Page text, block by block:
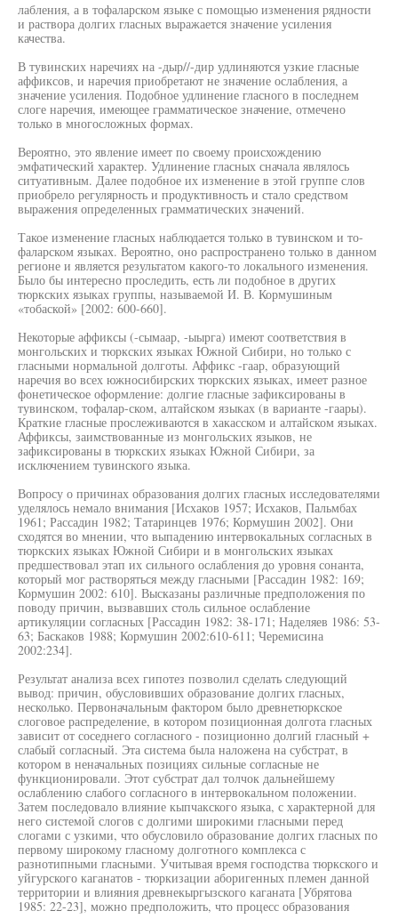
лабления, а в тофаларском языке с помощью изменения рядности
и раствора долгих гласных выражается значение усиления
качества.
В тувинских наречиях на -дыр//-дир удлиняются узкие гласные
аффиксов, и наречия приобретают не значение ослабления, а
значение усиления. Подобное удлинение гласного в последнем
слоге наречия, имеющее грамматическое значение, отмечено
только в многосложных формах.
Вероятно, это явление имеет по своему происхождению
эмфатический характер. Удлинение гласных сначала являлось
ситуативным. Далее подобное их изменение в этой группе слов
приобрело регулярность и продуктивность и стало средством
выражения определенных грамматических значений.
Такое изменение гласных наблюдается только в тувинском и то-
фаларском языках. Вероятно, оно распространено только в данном
регионе и является результатом какого-то локального изменения.
Было бы интересно проследить, есть ли подобное в других
тюркских языках группы, называемой И. В. Кормушиным
«тобаской» [2002: 600-660].
Некоторые аффиксы (-сымаар, -ыырга) имеют соответствия в
монгольских и тюркских языках Южной Сибири, но только с
гласными нормальной долготы. Аффикс -гаар, образующий
наречия во всех южносибирских тюркских языках, имеет разное
фонетическое оформление: долгие гласные зафиксированы в
тувинском, тофалар-ском, алтайском языках (в варианте -гаары).
Краткие гласные прослеживаются в хакасском и алтайском языках.
Аффиксы, заимствованные из монгольских языков, не
зафиксированы в тюркских языках Южной Сибири, за
исключением тувинского языка.
Вопросу о причинах образования долгих гласных исследователями
уделялось немало внимания [Исхаков 1957; Исхаков, Пальмбах
1961; Рассадин 1982; Татаринцев 1976; Кормушин 2002]. Они
сходятся во мнении, что выпадению интервокальных согласных в
тюркских языках Южной Сибири и в монгольских языках
предшествовал этап их сильного ослабления до уровня сонанта,
который мог растворяться между гласными [Рассадин 1982: 169;
Кормушин 2002: 610]. Высказаны различные предположения по
поводу причин, вызвавших столь сильное ослабление
артикуляции согласных [Рассадин 1982: 38-171; Наделяев 1986: 53-
63; Баскаков 1988; Кормушин 2002:610-611; Черемисина
2002:234].
Результат анализа всех гипотез позволил сделать следующий
вывод: причин, обусловивших образование долгих гласных,
несколько. Первоначальным фактором было древнетюркское
слоговое распределение, в котором позиционная долгота гласных
зависит от соседнего согласного - позиционно долгий гласный +
слабый согласный. Эта система была наложена на субстрат, в
котором в неначальных позициях сильные согласные не
функционировали. Этот субстрат дал толчок дальнейшему
ослаблению слабого согласного в интервокальном положении.
Затем последовало влияние кыпчакского языка, с характерной для
него системой слогов с долгими широкими гласными перед
слогами с узкими, что обусловило образование долгих гласных по
первому широкому гласному долготного комплекса с
разнотипными гласными. Учитывая время господства тюркского и
уйгурского каганатов - тюркизации аборигенных племен данной
территории и влияния древнекыргызского каганата [Убрятова
1985: 22-23], можно предположить, что процесс образования